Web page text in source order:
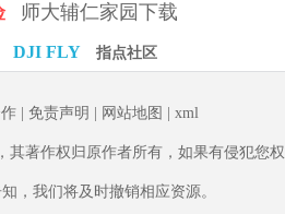
师大辅仁家园下载
DJI FLY 指点社区
免责声明 网站地图 xml
其著作权归原作者所有，如果有侵犯您权
，我们将及时撤销相应资源。